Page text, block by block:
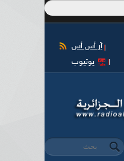
آر أس أس
يوتيوب
استمارة البحث
‏بحث ‏